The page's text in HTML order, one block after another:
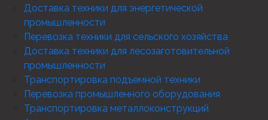
Доставка техники для энергетической
промышленности
Перевозка техники для сельского хозяйства
Доставка техники для лесозаготовительной
промышленности
Транспортировка подъемной техники
Перевозка промышленного оборудования
Транспортировка металлоконструкций